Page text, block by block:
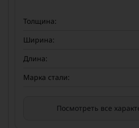
Толщина:
Ширина:
Длина:
Марка стали:
Посмотреть все